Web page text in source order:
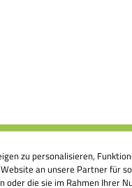
zu personalisieren,
an unsere Partner für
die sie im Rahmen Ihrer